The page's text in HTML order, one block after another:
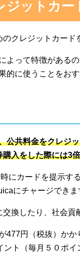
ジットカー
クレジットカード
よって特徴がある
的に使うことをおす
公共料金をクレジ
入をした際には3
にカードを提示す
にチャージできま
換したり、社会貢
477円（税抜）か
ト（毎月５０ポ